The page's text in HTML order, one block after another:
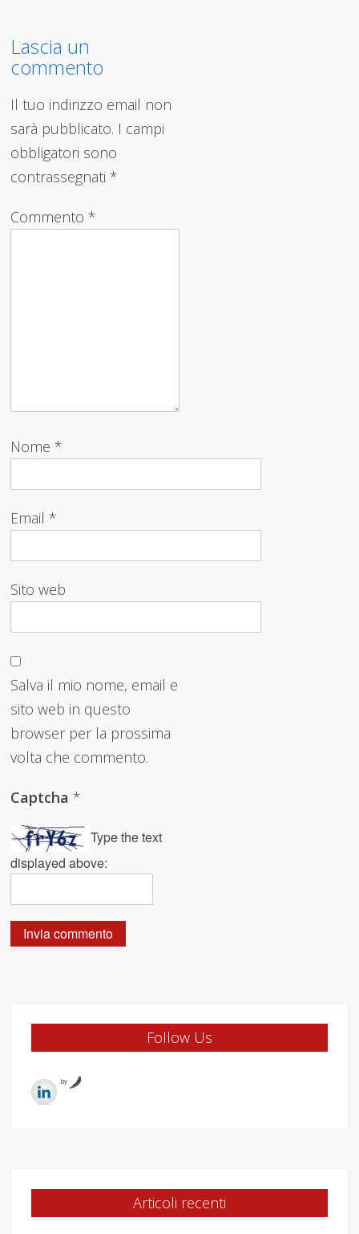
Lascia un
commento
Il tuo indirizzo email non
sarà pubblicato. I campi
obbligatori sono
contrassegnati*
Commento*
Nome*
Email*
Sito web
Salva il mio nome, email e
sito web in questo
browser per la prossima
volta che commento.
Captcha*
Type the text
displayed above:
Follow Us
by
Articoli recenti